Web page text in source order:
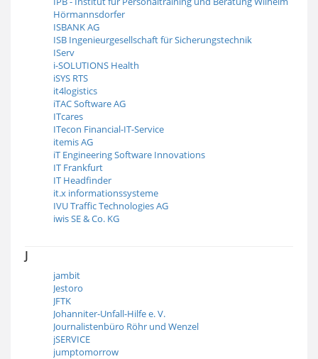
Hörmannsdorfer
ISBANK AG
ISB Ingenieurgesellschaft für Sicherungstechnik
IServ
i-SOLUTIONS Health
iSYS RTS
it4logistics
iTAC Software AG
ITcares
ITecon Financial-IT-Service
itemis AG
iT Engineering Software Innovations
IT Frankfurt
IT Headfinder
it.x informationssysteme
IVU Traffic Technologies AG
iwis SE & Co. KG
J
jambit
Jestoro
JFTK
Johanniter-Unfall-Hilfe e. V.
Journalistenbüro Röhr und Wenzel
jSERVICE
jumptomorrow